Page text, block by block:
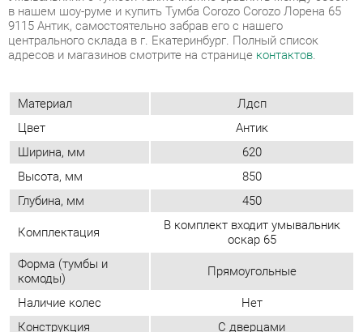
Материал
Лдсп
Цвет
Антик
Ширина, мм
620
Глубина, мм
450
Комплектация
В комплект входит умывальник
оскар 65
Форма (тумбы и
комоды) Прямоугольные
Наличие колес Нет
Конструкция
С дверцами
комоды)
Современный
Замок
Максимальная
ширина, мм 650